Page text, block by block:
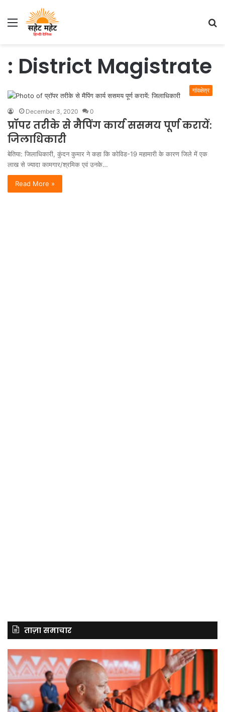
Menu
: District Magistrate
गांवक्षेत्र
December 3, 2020 0
प्राॅपर तरीके से मैपिंग कार्य ससमय पूर्ण करायें:
जिलाधिकारी
बेतिया: जिलाधिकारी, कुंदन कुमार ने कहा कि कोविड-19 महामारी के कारण जिले में एक
लाख से ज्यादा कामगार/श्रमिक एवं उनके…
Read More »
ताज़ा समाचार